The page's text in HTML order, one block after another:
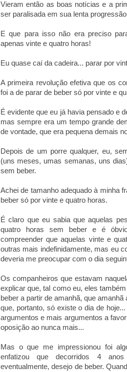
Vieram então as boas notícias e a
ser paralisada em sua lenta
E que para isso não era preciso
apenas vinte e quatro horas!
Eu quase caí da cadeira... parar por
A primeira revolução efetiva que os
foi a de parar de beber só por vinte e
É evidente que eu já havia pensado e
mas sempre era um tempo grande
de vontade, que era pequena demais
Depois de um porre qualquer, eu,
(uns meses, umas semanas, uns
sem beber.
Achei de tamanho adequado à minha
beber só por vinte e quatro horas.
É claro que eu sabia que aquelas
quatro horas sem beber e é
compreender que aquelas vinte e
outras mais indefinidamente, mas eu
deveria me preocupar com o dia
Os companheiros que estavam
explicar que, tal como eu, eles
beber a partir de amanhã, que
que, portanto, só existe o dia de
argumentos e mais argumentos a
oposição ao nunca mais...
Mas o que me impressionou foi
enfatizou que decorridos 4
eventualmente, desejo de beber.